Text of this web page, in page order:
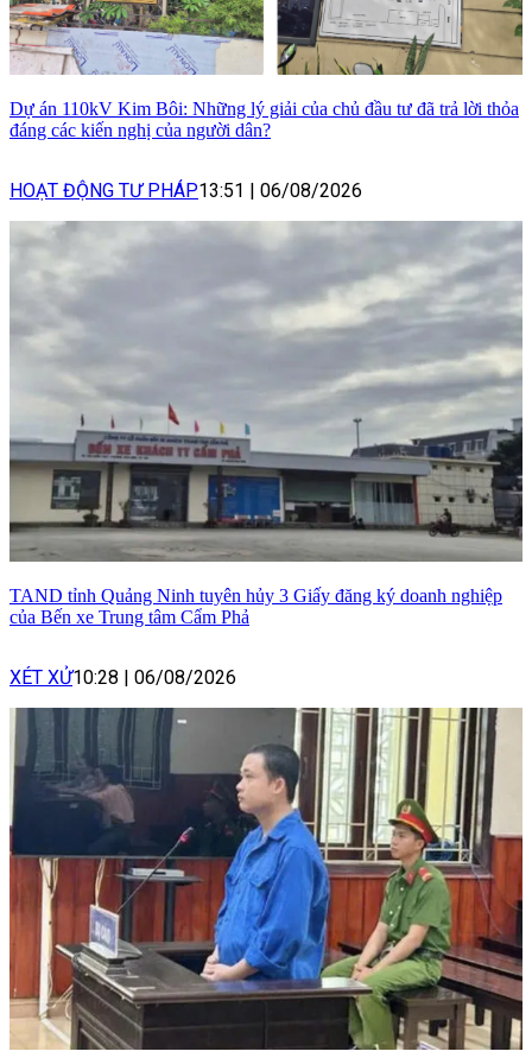
Dự án 110kV Kim Bôi: Những lý giải của chủ đầu tư đã trả lời thỏa
đáng các kiến nghị của người dân?
HOẠT ĐỘNG TƯ PHÁP13:51 | 06/08/2026
TAND tỉnh Quảng Ninh tuyên hủy 3 Giấy đăng ký doanh nghiệp
của Bến xe Trung tâm Cẩm Phả
XÉT XỬ10:28 06/08/2026